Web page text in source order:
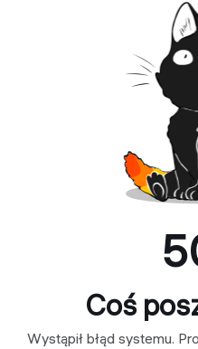
Coś
Wystąpił błąd systemu.